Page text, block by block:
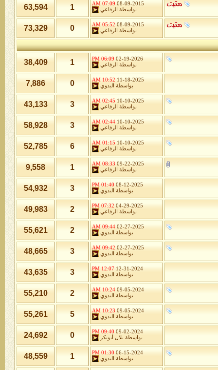
08-09-2015
07:09 AM
بواسطة
الرفاعي 1
63,594
08-09-2015
05:52 AM
بواسطة
الرفاعي 0
73,329
02-19-2026
06:09 PM
بواسطة
الرفاعي 1
38,409
11-18-2025
10:52 AM
بواسطة
البدوي 0
7,886
10-10-2025
02:45 AM
بواسطة
الرفاعي 3
43,133
10-10-2025
02:44 AM
بواسطة
الرفاعي 3
58,928
10-10-2025
01:15 AM
بواسطة
الرفاعي 6
52,785
09-22-2025
08:33 AM
بواسطة
الرفاعي 1
9,558
08-12-2025
01:40 PM
بواسطة
البدوي 3
54,932
04-29-2025
07:32 PM
بواسطة
الرفاعي 2
49,983
02-27-2025
09:44 AM
بواسطة
البدوي 2
55,621
02-27-2025
09:42 AM
بواسطة
البدوي 3
48,665
12-31-2024
12:07 PM
بواسطة
البدوي 3
43,635
09-05-2024
10:24 AM
بواسطة
البدوي 2
55,210
09-05-2024
10:23 AM
بواسطة
البدوي 5
55,261
09-02-2024
09:40 PM
بواسطة بلال أبوبكر 0
24,692
06-15-2024
01:30 PM
بواسطة
البدوي 1
48,559